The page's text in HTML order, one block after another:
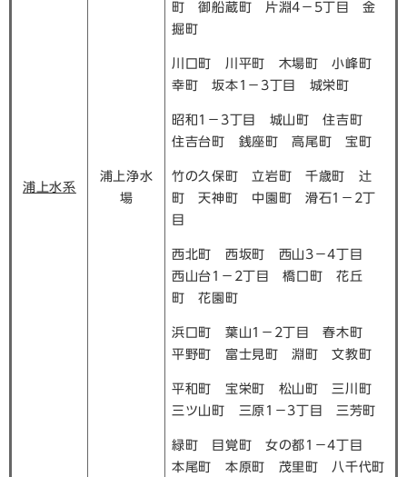
浦上水系
浦上浄水
場
町 御船蔵町 片淵4－5丁目 金
掘町
川口町 川平町 木場町 小峰町
幸町 坂本1－3丁目 城栄町
昭和1－3丁目 城山町 住吉町
住吉台町 銭座町 高尾町 宝町
竹の久保町 立岩町 千歳町 辻
町 天神町 中園町 滑石1－2丁
目
西北町 西坂町 西山3－4丁目
西山台1－2丁目 橋口町 花丘
町 花園町
浜口町 葉山1－2丁目 春木町
平野町 富士見町 淵町 文教町
平和町 宝栄町 松山町 三川町
三ツ山町 三原1－3丁目 三芳町
緑町 目覚町 女の都1－4丁目
本尾町 本原町 茂里町 八千代町